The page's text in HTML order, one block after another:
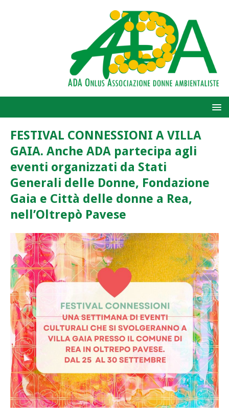
FESTIVAL CONNESSIONI A VILLA
GAIA. Anche ADA partecipa agli
eventi organizzati da Stati
Generali delle Donne, Fondazione
Gaia e Città delle donne a Rea,
nell’Oltrepò Pavese